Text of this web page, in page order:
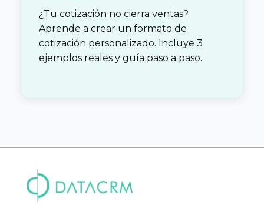
¿Tu cotización no cierra ventas?
Aprende a crear un formato de
cotización personalizado. Incluye 3
ejemplos reales y guía paso a paso.